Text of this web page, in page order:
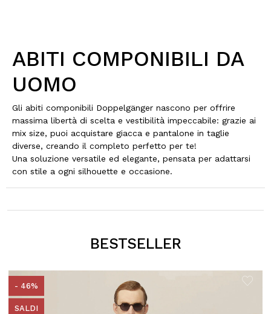
ABITI COMPONIBILI DA
UOMO
Gli abiti componibili Doppelgänger nascono per offrire
massima libertà di scelta e vestibilità impeccabile: grazie ai
mix size, puoi acquistare giacca e pantalone in taglie
diverse, creando il completo perfetto per te!
Una soluzione versatile ed elegante, pensata per adattarsi
con stile a ogni silhouette e occasione.
BESTSELLER
- 46%
SALDI